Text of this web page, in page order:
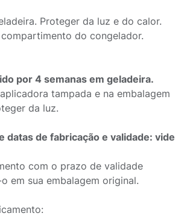
Proteger da luz e do calor.
do congelador.
por 4 semanas em geladeira.
tampada e na embalagem
da luz.
datas de fabricação e validade: vide
com o prazo de validade
em sua embalagem original.